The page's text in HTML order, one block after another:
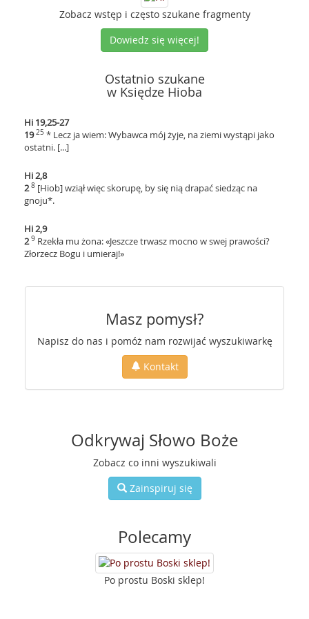
Zobacz wstęp i często szukane fragmenty
Dowiedz się więcej!
Ostatnio szukane
w Księdze Hioba
Hi 19,25-27
1925 * Lecz ja wiem: Wybawca mój żyje, na ziemi wystąpi jako
ostatni. [...]
Hi 2,8
2 8 [Hiob] wziął więc skorupę, by się nią drapać siedząc na
gnoju*.
Hi 2,9
2 9 Rzekła mu żona: «Jeszcze trwasz mocno w swej prawości?
Złorzecz Bogu i umieraj!»
Masz pomysł?
Napisz do nas i pomóż nam rozwijać wyszukiwarkę
Kontakt
Odkrywaj Słowo Boże
Zobacz co inni wyszukiwali
Zainspiruj się
Polecamy
Po prostu Boski sklep!